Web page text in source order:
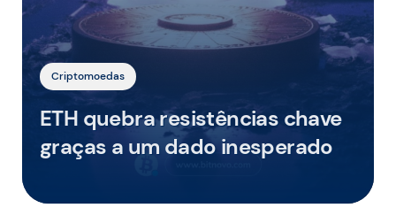
Criptomoedas
ETH quebra resistências chave
graças a um dado inesperado